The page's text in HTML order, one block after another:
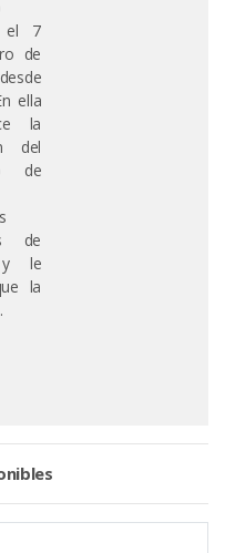
el 7
de
ella
la
del
de
de
y le
la